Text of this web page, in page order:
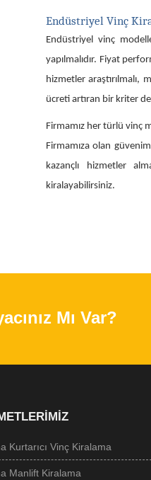
Endüstriyel Vinç
Endüstriyel vinç
yapılmalıdır. Fiyat
hizmetler araştırılmalı,
ücreti artıran bir kriter
Firmamız her türlü vinç
Firmamıza olan
kazançlı hizmetler
kiralayabilirsiniz.
Mı Var?
Kurtarıcı Vinç Kiralama
Manlift Kiralama